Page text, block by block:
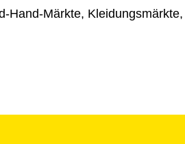
Hand-Märkte,